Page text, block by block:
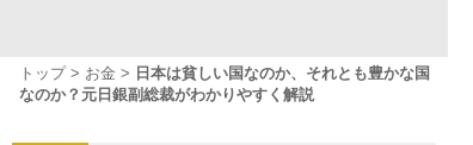
トップ お金
日本は貧しい国なのか、それとも豊かな国
なのか？元日銀副総裁がわかりやすく解説